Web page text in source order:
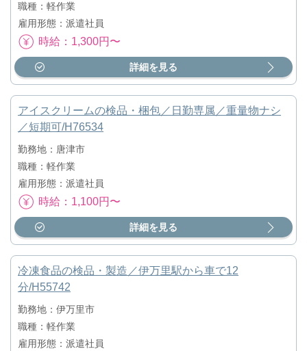
職種：軽作業
雇用形態：派遣社員
時給：1,300円〜
詳細を見る
アイスクリームの検品・梱包／日勤専属／重量物ナシ
／短期可/H76534
勤務地：唐津市
職種：軽作業
雇用形態：派遣社員
時給：1,100円〜
詳細を見る
冷凍食品の検品・製造／伊万里駅から車で12
分/H55742
勤務地：伊万里市
職種：軽作業
雇用形態：派遣社員